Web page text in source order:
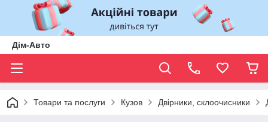
Дім-Авто
Товари та послуги Кузов Двірники, склоочисники